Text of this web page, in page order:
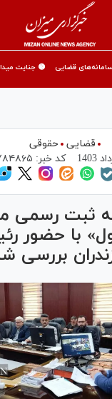
قضایی 🟡 جنایت
قضایی حقوقی
کد خبر:
به ثبت رسمی
با حضور
بررسی